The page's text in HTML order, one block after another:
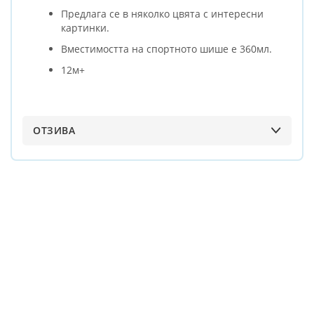
Предлага се в няколко цвята с интересни
картинки.
Вместимостта на спортното шише е 360мл.
12м+
ОТЗИВА